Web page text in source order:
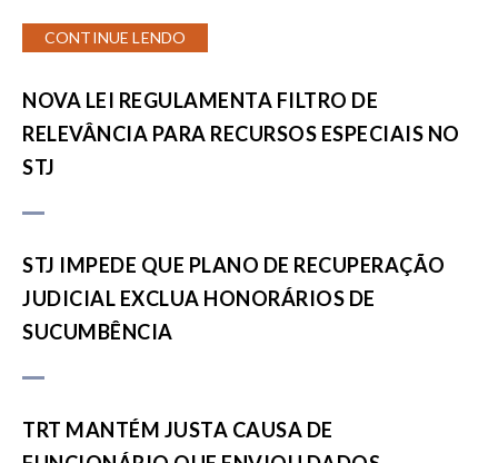
CONTINUE LENDO
NOVA LEI REGULAMENTA FILTRO DE
RELEVÂNCIA PARA RECURSOS ESPECIAIS NO
STJ
STJ IMPEDE QUE PLANO DE RECUPERAÇÃO
JUDICIAL EXCLUA HONORÁRIOS DE
SUCUMBÊNCIA
TRT MANTÉM JUSTA CAUSA DE